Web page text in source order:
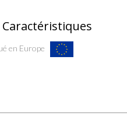
Caractéristiques
en Europe